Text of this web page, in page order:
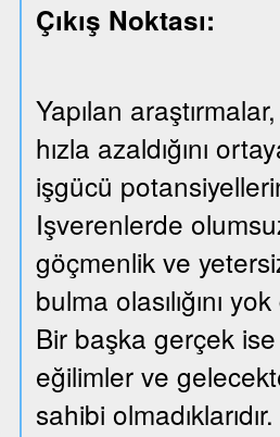
Çıkış Noktası:
Yapılan
hızla azaldığını
işgücü
Işverenlerde
göçmenlik ve
bulma olasılığını
Bir başka gerçek
eğilimler ve
sahibi